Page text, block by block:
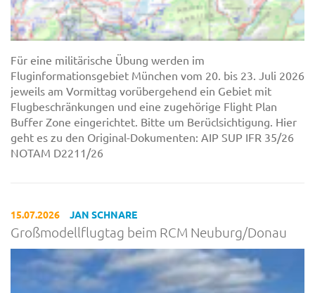
Für eine militärische Übung werden im
Fluginformationsgebiet München vom 20. bis 23. Juli 2026
jeweils am Vormittag vorübergehend ein Gebiet mit
Flugbeschränkungen und eine zugehörige Flight Plan
Buffer Zone eingerichtet. Bitte um Berüclsichtigung. Hier
geht es zu den Original-Dokumenten: AIP SUP IFR 35/26
NOTAM D2211/26
15.07.2026 JAN SCHNARE
Großmodellflugtag beim RCM Neuburg/Donau